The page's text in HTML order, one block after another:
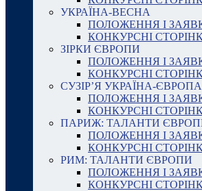
УКРАЇНА-ВЕСНА
ПОЛОЖЕННЯ І
КОНКУРСНІ
ЗІРКИ ЄВРОПИ
ПОЛОЖЕННЯ І
КОНКУРСНІ
СУЗІР’Я УКРАЇНА-ЄВРОПА
ПОЛОЖЕННЯ І
КОНКУРСНІ
ПАРИЖ: ТАЛАНТИ
ПОЛОЖЕННЯ І
КОНКУРСНІ
РИМ: ТАЛАНТИ ЄВРОПИ
ПОЛОЖЕННЯ І
КОНКУРСНІ